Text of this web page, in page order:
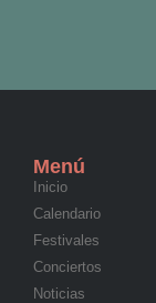
Menú
Inicio
Calendario
Festivales
Conciertos
Noticias